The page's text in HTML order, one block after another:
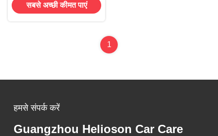
सबसे अच्छी कीमत पाएं
1
हमसे संपर्क करें
Guangzhou Helioson Car Care